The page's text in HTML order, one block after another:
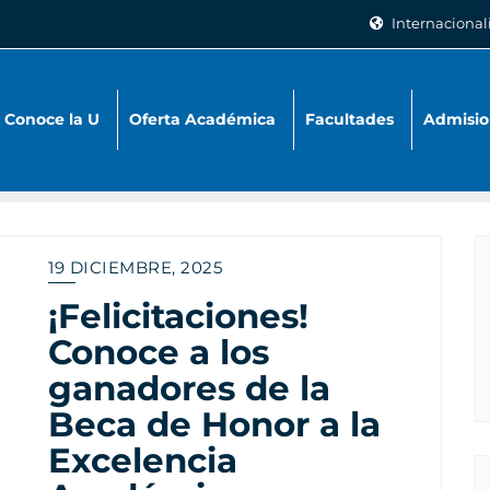
Conoce la U Oferta Académica Facultades
19 DICIEMBRE, 2025
¡Felicitaciones!
Conoce a los
ganadores de la
Beca de Honor a la
Excelencia